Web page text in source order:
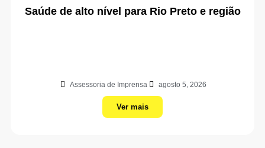
Saúde de alto nível para Rio Preto e região
Assessoria de Imprensa agosto 5, 2026
Ver mais